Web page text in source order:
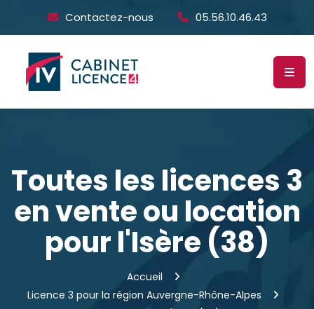
Contactez-nous 05.56.10.46.43
Toutes les licences 3
en vente ou location
pour l'Isère (38)
Accueil
Licence 3 pour la région Auvergne-Rhône-Alpes